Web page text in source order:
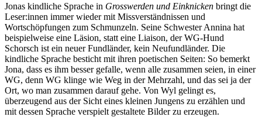
Jonas kindliche Sprache in Grosswerden und Einknicken bringt die
Leser:innen immer wieder mit Missverständnissen und
Wortschöpfungen zum Schmunzeln. Seine Schwester Annina hat
beispielweise eine Läsion, statt eine Liaison, der WG-Hund
Schorsch ist ein neuer Fundländer, kein Neufundländer. Die
kindliche Sprache besticht mit ihren poetischen Seiten: So bemerkt
Jona, dass es ihm besser gefalle, wenn alle zusammen seien, in einer
WG, denn WG klinge wie Weg in der Mehrzahl, und das sei ja der
Ort, wo man zusammen darauf gehe. Von Wyl gelingt es,
überzeugend aus der Sicht eines kleinen Jungens zu erzählen und
mit dessen Sprache verspielt gestaltete Bilder zu erzeugen.